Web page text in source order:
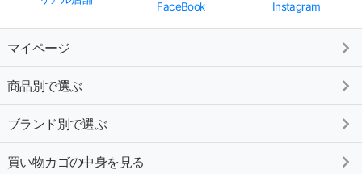
FaceBook
Instagram
マイページ
商品別で選ぶ
ブランド別で選ぶ
買い物カゴの中身を見る